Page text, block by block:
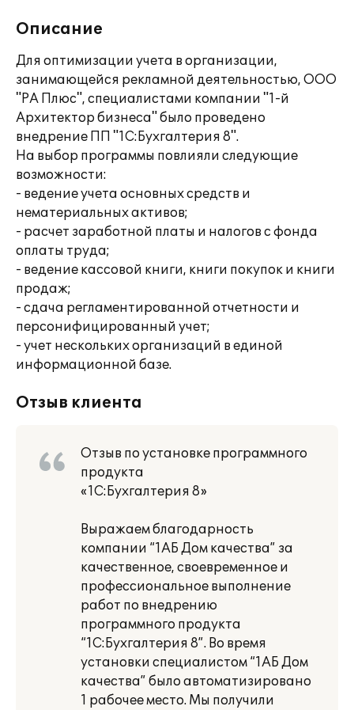
Описание
Для оптимизации учета в организации,
занимающейся рекламной деятельностью, ООО
"РА Плюс", специалистами компании "1-й
Архитектор бизнеса" было проведено
внедрение ПП "1С:Бухгалтерия 8".
На выбор программы повлияли следующие
возможности:
- ведение учета основных средств и
нематериальных активов;
- расчет заработной платы и налогов с фонда
оплаты труда;
- ведение кассовой книги, книги покупок и книги
продаж;
- сдача регламентированной отчетности и
персонифицированный учет;
- учет нескольких организаций в единой
информационной базе.
Отзыв клиента
Отзыв по установке программного
продукта
«1С:Бухгалтерия 8»
Выражаем благодарность
компании “1АБ Дом качества” за
качественное, своевременное и
профессиональное выполнение
работ по внедрению
программного продукта
“1С:Бухгалтерия 8”. Во время
установки специалистом “1АБ Дом
качества” было автоматизировано
1 рабочее место. Мы получили